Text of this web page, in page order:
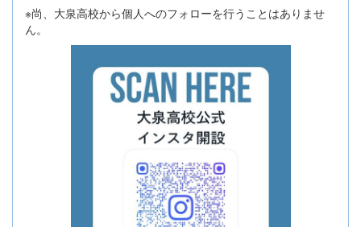
※尚、大泉高校から個人へのフォローを行うことはありませ
ん。